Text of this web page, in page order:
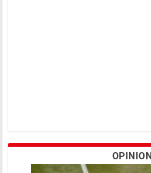
OPINIONI